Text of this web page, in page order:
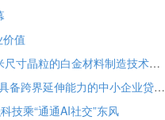
值
田中贵金属：行业首款※1、具有纳米尺寸晶粒的白金材料制造技术开发成功
深泛联（CNF.US）首次覆盖报告：具备跨界延伸能力的中小企业贷款服务平台 估值修复潜力巨大
技乘“通通AI社交”东风